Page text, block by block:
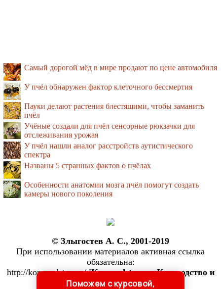
Самый дорогой мёд в мире продают по цене автомобиля
У пчёл обнаружен фактор клеточного бессмертия
Пауки делают растения блестящими, чтобы заманить
пчёл
Учёные создали для пчёл сенсорные рюкзачки для
отслеживания урожая
У пчёл нашли аналог расстройств аутистического
спектра
Названы 5 странных фактов о пчёлах
Особенности анатомии мозга пчёл помогут создать
камеры нового поколения
© Злыгостев А. С., 2001-2019
При использовании материалов активная ссылка
обязательна:
http://konevodstvo.su/'Konevodstvo.su: Коневодство и
коннозаводство'
Поможем с курсовой,